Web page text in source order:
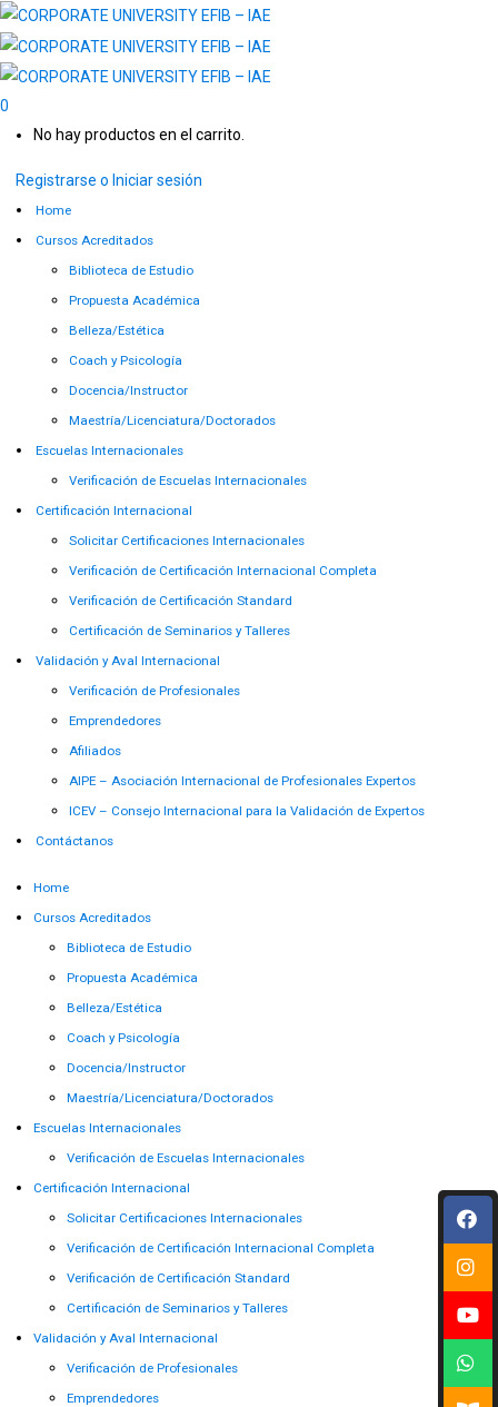
0
No hay productos en el carrito.
Registrarse o Iniciar sesión
Home
Cursos Acreditados
Biblioteca de Estudio
Propuesta Académica
Belleza/Estética
Coach y Psicología
Docencia/Instructor
Maestría/Licenciatura/Doctorados
Escuelas Internacionales
Verificación de Escuelas Internacionales
Certificación Internacional
Solicitar Certificaciones Internacionales
Verificación de Certificación Internacional Completa
Verificación de Certificación Standard
Certificación de Seminarios y Talleres
Validación y Aval Internacional
Verificación de Profesionales
Emprendedores
Afiliados
AIPE – Asociación Internacional de Profesionales Expertos
ICEV – Consejo Internacional para la Validación de Expertos
Contáctanos
Home
Cursos Acreditados
Biblioteca de Estudio
Propuesta Académica
Belleza/Estética
Coach y Psicología
Docencia/Instructor
Maestría/Licenciatura/Doctorados
Escuelas Internacionales
Verificación de Escuelas Internacionales
Certificación Internacional
Solicitar Certificaciones Internacionales
Verificación de Certificación Internacional Completa
Verificación de Certificación Standard
Certificación de Seminarios y Talleres
Validación y Aval Internacional
Verificación de Profesionales
Emprendedores